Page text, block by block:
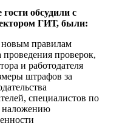
обсудили с
ГИТ, были:
правилам
проверок,
и работодателя
штрафов за
специалистов по
наложению